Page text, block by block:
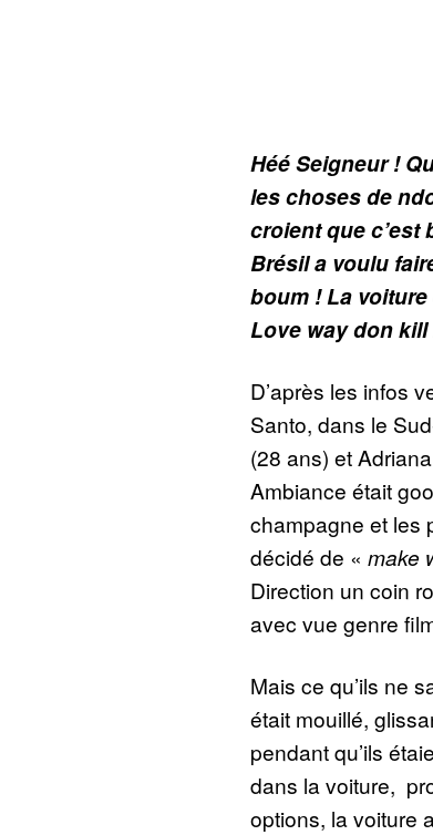
Héé Seigneur !
les choses de
croient que c’est
Brésil a voulu
boum ! La
Love way don kill
D’après les infos
Santo, dans le
(28 ans) et
Ambiance était
champagne et les
décidé de « make
Direction un coin
avec vue genre
Mais ce qu’ils ne
était mouillé,
pendant qu’ils
dans la voiture,
options, la voiture